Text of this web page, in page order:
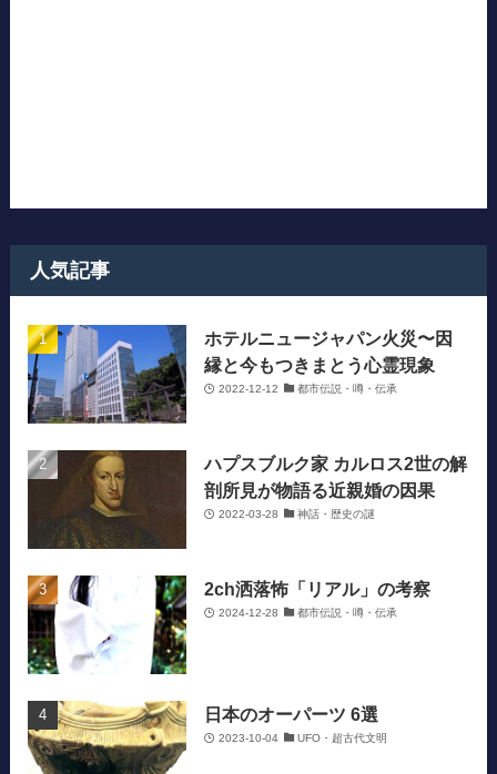
人気記事
ホテルニュージャパン火災〜因
縁と今もつきまとう心霊現象
2022-12-12 都市伝説・噂・伝承
ハプスブルク家 カルロス2世の解
剖所見が物語る近親婚の因果
2022-03-28 神話・歴史の謎
2ch洒落怖「リアル」の考察
2024-12-28 都市伝説・噂・伝承
日本のオーパーツ 6選
2023-10-04 UFO・超古代文明